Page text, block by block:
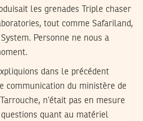
les grenades Triple chaser
tout comme Safariland,
Personne ne nous a
dans le précédent
communication du ministère de
n’était pas en mesure
quant au matériel